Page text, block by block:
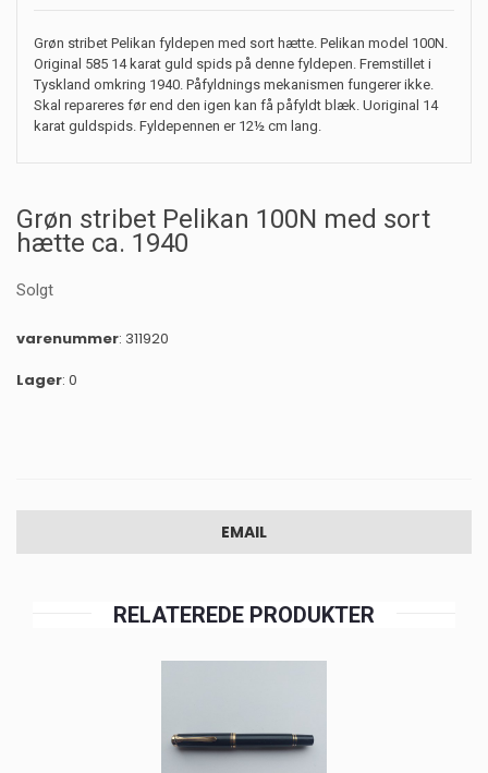
Grøn stribet Pelikan fyldepen med sort hætte. Pelikan model 100N.
Original 585 14 karat guld spids på denne fyldepen. Fremstillet i
Tyskland omkring 1940. Påfyldnings mekanismen fungerer ikke.
Skal repareres før end den igen kan få påfyldt blæk. Uoriginal 14
karat guldspids. Fyldepennen er 12½ cm lang.
Grøn stribet Pelikan 100N med sort
hætte ca. 1940
Solgt
varenummer: 311920
Lager: 0
EMAIL
RELATEREDE PRODUKTER